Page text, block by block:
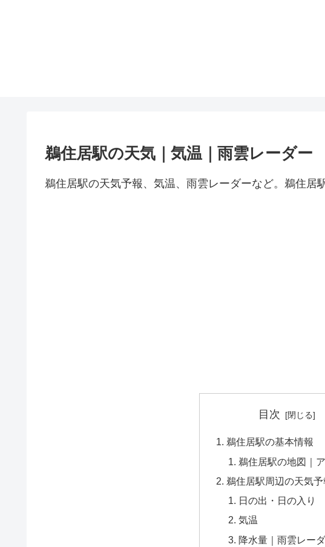
鵜住居駅の天気｜気温｜雨雲レーダー
鵜住居駅の天気予報、気温、雨雲レーダーなど。鵜住居
目次
鵜住居駅の基本情報
鵜住居駅の地図｜
鵜住居駅周辺の天気予
日の出・日の入り
気温
降水量｜雨雲レー